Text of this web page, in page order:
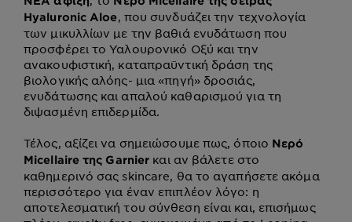
Hyaluronic Aloe, που συνδυάζει την τεχνολογία
των μικυλλίων με την βαθιά ενυδάτωση που
προσφέρει το Υαλουρονικό Οξύ και την
ανακουφιστική, καταπραϋντική δράση της
βιολογικής αλόης- μια «πηγή» δροσιάς,
ενυδάτωσης και απαλού καθαρισμού για τη
διψασμένη επιδερμίδα.
Τέλος, αξίζει να σημειώσουμε πως, όποιο Νερό
Micellaire της Garnier και αν βάλετε στο
καθημερινό σας skincare, θα το αγαπήσετε ακόμα
περισσότερο για έναν επιπλέον λόγο: η
αποτελεσματική του σύνθεση είναι και, επισήμως